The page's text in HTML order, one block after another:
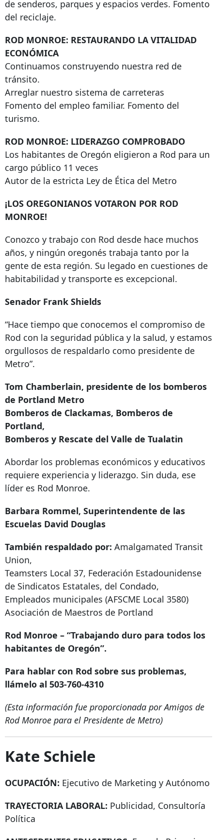
de senderos, parques y espacios verdes. Fomento
del reciclaje.
ROD MONROE: RESTAURANDO LA VITALIDAD
ECONÓMICA
Continuamos construyendo nuestra red de
tránsito.
Arreglar nuestro sistema de carreteras
Fomento del empleo familiar. Fomento del
turismo.
ROD MONROE: LIDERAZGO COMPROBADO
Los habitantes de Oregón eligieron a Rod para un
cargo público 11 veces
Autor de la estricta Ley de Ética del Metro
¡LOS OREGONIANOS VOTARON POR ROD
MONROE!
Conozco y trabajo con Rod desde hace muchos
años, y ningún oregonés trabaja tanto por la
gente de esta región. Su legado en cuestiones de
habitabilidad y transporte es excepcional.
Senador Frank Shields
“Hace tiempo que conocemos el compromiso de
Rod con la seguridad pública y la salud, y estamos
orgullosos de respaldarlo como presidente de
Metro”.
Tom Chamberlain, presidente de los bomberos
de Portland Metro
Bomberos de Clackamas, Bomberos de
Portland,
Bomberos y Rescate del Valle de Tualatin
Abordar los problemas económicos y educativos
requiere experiencia y liderazgo. Sin duda, ese
líder es Rod Monroe.
Barbara Rommel, Superintendente de las
Escuelas David Douglas
También respaldado por: Amalgamated Transit
Union,
Teamsters Local 37, Federación Estadounidense
de Sindicatos Estatales, del Condado,
Empleados municipales (AFSCME Local 3580)
Asociación de Maestros de Portland
Rod Monroe – “Trabajando duro para todos los
habitantes de Oregón”.
Para hablar con Rod sobre sus problemas,
llámelo al 503-760-4310
(Esta información fue proporcionada por Amigos de
Rod Monroe para el Presidente de Metro)
Kate Schiele
OCUPACIÓN: Ejecutivo de Marketing y Autónomo
TRAYECTORIA LABORAL: Publicidad, Consultoría
Política